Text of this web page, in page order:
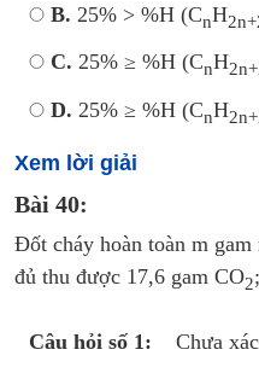
B. 25% > %H (CnH
C. 25% ≥ %H (CnH
D. 25% ≥ %H (CnH
Xem lời giải
Bài 40:
Đốt cháy hoàn toàn m
đủ thu được 17,6 gam CO2
Câu hỏi số 1:
Chưa